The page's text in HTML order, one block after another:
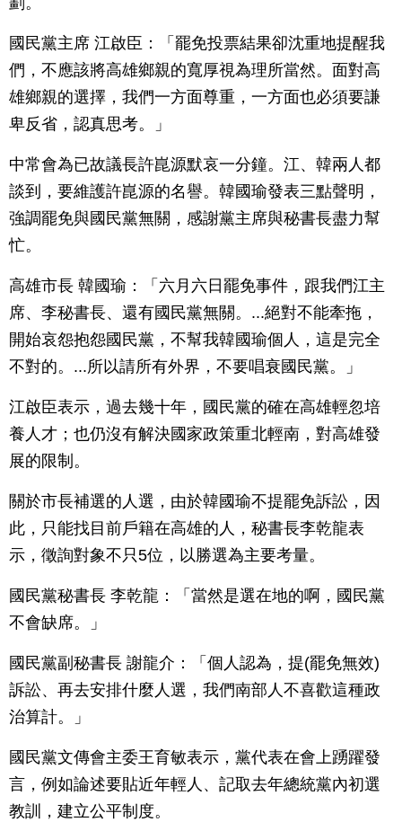
國民黨主席 江啟臣：「罷免投票結果卻沈重地提醒我
們，不應該將高雄鄉親的寬厚視為理所當然。面對高
雄鄉親的選擇，我們一方面尊重，一方面也必須要謙
卑反省，認真思考。」
中常會為已故議長許崑源默哀一分鐘。江、韓兩人都
談到，要維護許崑源的名譽。韓國瑜發表三點聲明，
強調罷免與國民黨無關，感謝黨主席與秘書長盡力幫
忙。
高雄市長 韓國瑜：「六月六日罷免事件，跟我們江主
席、李秘書長、還有國民黨無關。...絕對不能牽拖，
開始哀怨抱怨國民黨，不幫我韓國瑜個人，這是完全
不對的。...所以請所有外界，不要唱衰國民黨。」
江啟臣表示，過去幾十年，國民黨的確在高雄輕忽培
養人才；也仍沒有解決國家政策重北輕南，對高雄發
展的限制。
關於市長補選的人選，由於韓國瑜不提罷免訴訟，因
此，只能找目前戶籍在高雄的人，秘書長李乾龍表
示，徵詢對象不只5位，以勝選為主要考量。
國民黨秘書長 李乾龍：「當然是選在地的啊，國民黨
不會缺席。」
國民黨副秘書長 謝龍介：「個人認為，提(罷免無效)
訴訟、再去安排什麼人選，我們南部人不喜歡這種政
治算計。」
國民黨文傳會主委王育敏表示，黨代表在會上踴躍發
言，例如論述要貼近年輕人、記取去年總統黨內初選
教訓，建立公平制度。